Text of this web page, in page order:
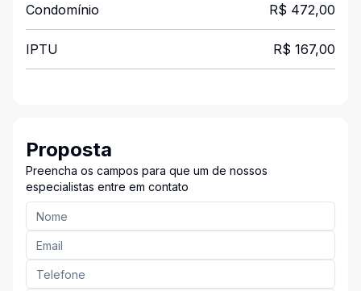
Condomínio R$ 472,00
IPTU R$ 167,00
Proposta
Preencha os campos para que um de nossos
especialistas entre em contato